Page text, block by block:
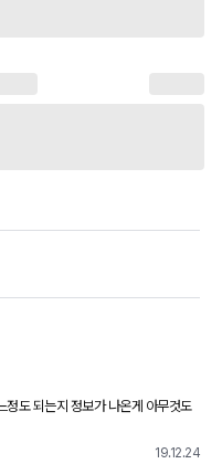
도 되는지 정보가 나온게 아무것도
보긴 했는데 딜러가 저 가격은 아
19.12.24